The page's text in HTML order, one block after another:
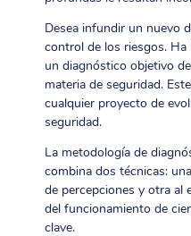
Desea infundir un nuevo
control de los riesgos.
un diagnóstico objetivo
materia de seguridad.
cualquier proyecto de
seguridad.
La metodología de
combina dos técnicas:
de percepciones y otra al
del funcionamiento de
clave.